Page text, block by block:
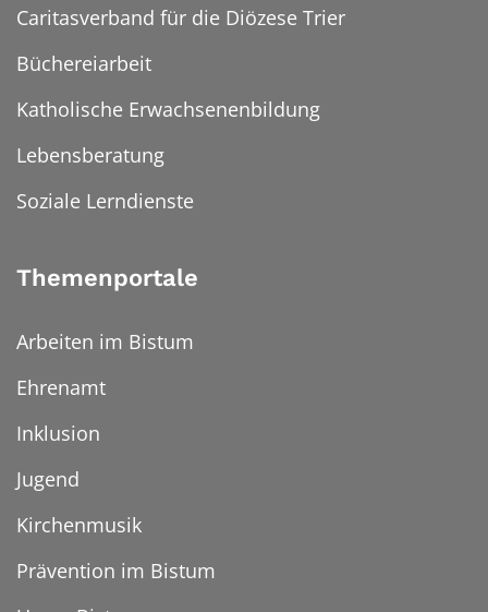
Caritasverband für die Diözese Trier
Büchereiarbeit
Katholische Erwachsenenbildung
Lebensberatung
Soziale Lerndienste
Themenportale
Arbeiten im Bistum
Ehrenamt
Inklusion
Jugend
Kirchenmusik
Prävention im Bistum